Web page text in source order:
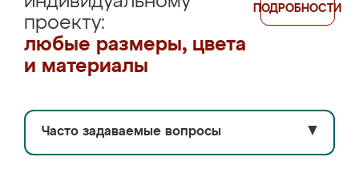
проекту:
любые размеры, цвета
и материалы
ПОДРОБНОСТИ
Часто задаваемые вопросы ▼